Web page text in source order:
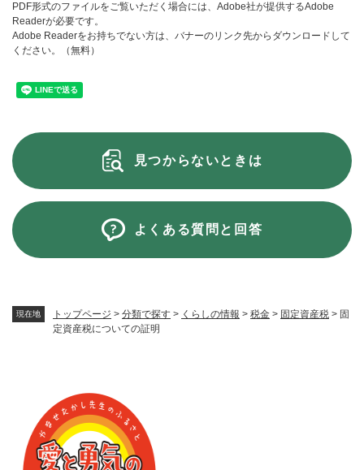
現在地 トップページ > 分類で探す > くらしの情報 > 税金 > 固定資産税 > 固
定資産税についての証明
PDF形式のファイルをご覧いただく場合には、Adobe社が提供するAdobe
Readerが必要です。
Adobe Readerをお持ちでない方は、バナーのリンク先からダウンロードして
ください。（無料）
見つからないときは
よくある質問と回答